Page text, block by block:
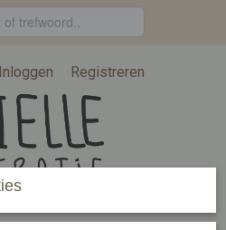
Inloggen Registreren